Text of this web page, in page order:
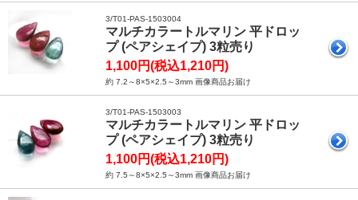
3/T01-PAS-1503004
マルチカラートルマリン 平ドロッ
プ (ペアシェイプ) 3粒売り
1,100円(税込1,210円)
約 7.2～8×5×2.5～3mm 画像商品お届け
3/T01-PAS-1503003
マルチカラートルマリン 平ドロッ
プ (ペアシェイプ) 3粒売り
1,100円(税込1,210円)
約 7.5～8×5×2.5～3mm 画像商品お届け